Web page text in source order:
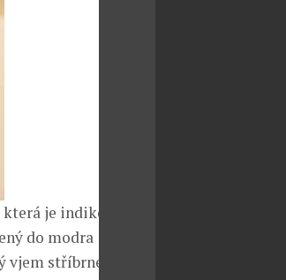
je indikována
do modra
stříbrné a